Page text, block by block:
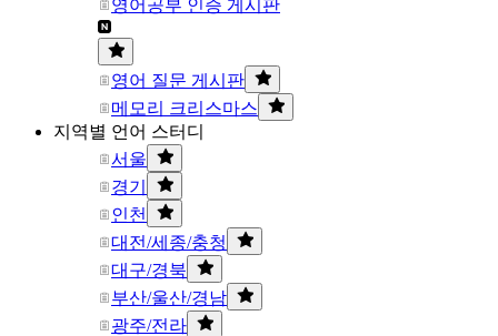
영어공부 인증 게시판
영어 질문 게시판
메모리 크리스마스
지역별 언어 스터디
서울
경기
인천
대전/세종/충청
대구/경북
부산/울산/경남
광주/전라